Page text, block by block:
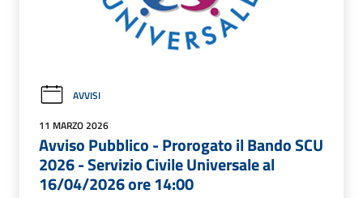
AVVISI
11 MARZO 2026
Avviso Pubblico - Prorogato il Bando SCU
2026 - Servizio Civile Universale al
16/04/2026 ore 14:00